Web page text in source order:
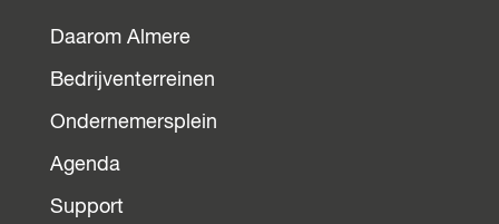
Daarom Almere
Bedrijventerreinen
Ondernemersplein
Agenda
Support